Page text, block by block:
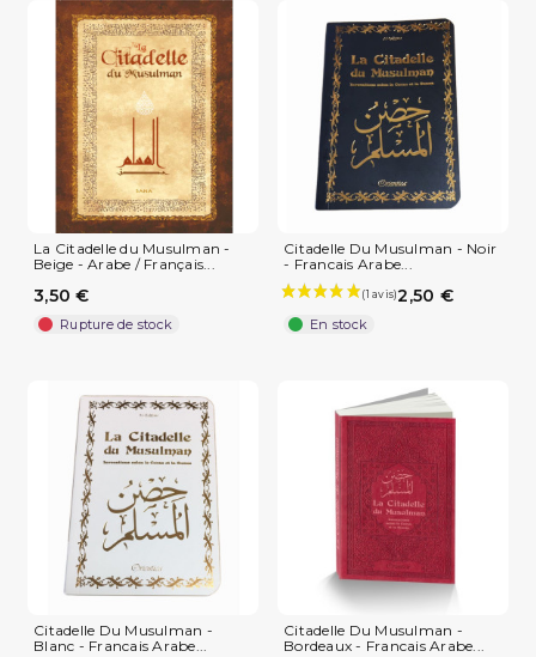
La Citadelle du Musulman -
Beige - Arabe / Français...
3,50 €
Rupture de stock
Citadelle Du Musulman - Noir
- Francais Arabe...
2,50 €
En stock
Citadelle Du Musulman -
Blanc - Francais Arabe...
Citadelle Du Musulman -
Bordeaux - Francais Arabe...